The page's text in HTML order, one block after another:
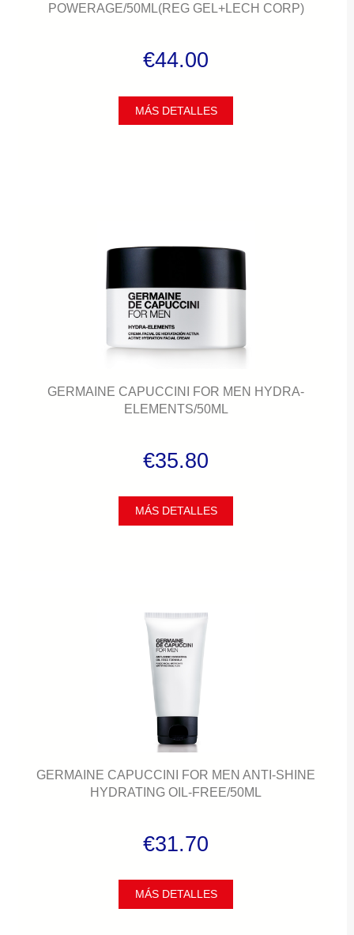
POWERAGE/50ML(REG GEL+LECH CORP)
€44.00
MÁS DETALLES
GERMAINE CAPUCCINI FOR MEN HYDRA-
ELEMENTS/50ML
€35.80
MÁS DETALLES
GERMAINE CAPUCCINI FOR MEN ANTI-SHINE
HYDRATING OIL-FREE/50ML
€31.70
MÁS DETALLES